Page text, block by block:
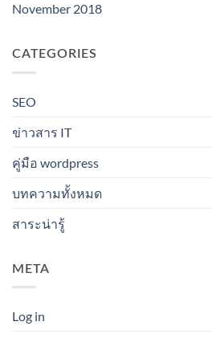
November 2018
CATEGORIES
SEO
ข่าวสาร IT
คู่มือ wordpress
บทความทั้งหมด
สาระน่ารู้
META
Log in